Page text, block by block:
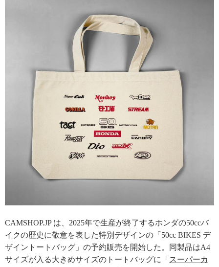
CAMSHOP.JP は、2025年で生産が終了するホンダの50ccバ
イクの歴史に敬意を表した特別デザインの「50cc BIKES デ
ザイントートバッグ」の予約販売を開始した。同製品はA4
サイズが入る大きめサイズのトートバッグに「 スーパーカ